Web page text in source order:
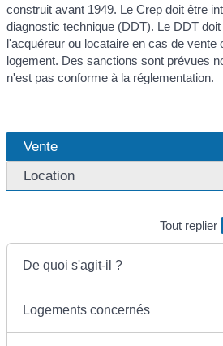
construit avant 1949. Le Crep doit être
diagnostic technique (DDT). Le DDT
l'acquéreur ou locataire en cas de vente
logement. Des sanctions sont prévues
n'est pas conforme à la réglementation.
Vente
Location
Tout replier
De quoi s'agit-il ?
Logements concernés